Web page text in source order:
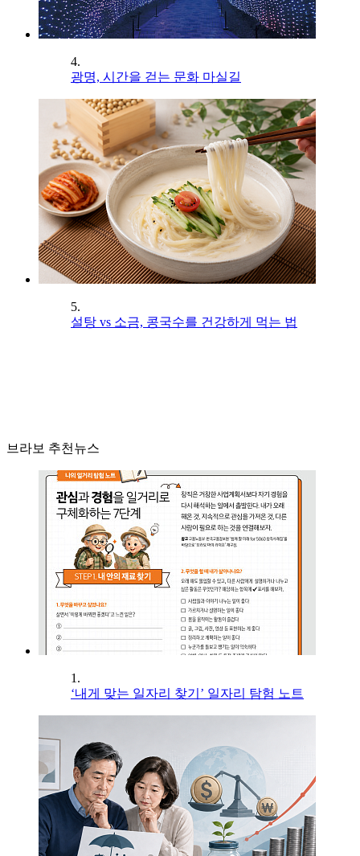
4.
광명, 시간을 걷는 문화 마실길
5.
설탕 vs 소금, 콩국수를 건강하게 먹는 법
브라보 추천뉴스
1.
‘내게 맞는 일자리 찾기’ 일자리 탐험 노트